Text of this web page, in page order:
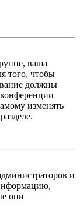
ваша
того, чтобы
должны
изменять
и
они